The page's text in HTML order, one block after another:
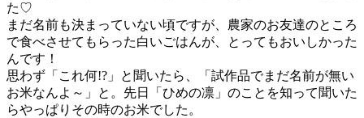
た♡
まだ名前も決まっていない頃ですが、農家のお友達のところ
で食べさせてもらった白いごはんが、とってもおいしかった
んです！
思わず「これ何!?」と聞いたら、「試作品でまだ名前が無い
お米なんよ～」と。先日「ひめの凛」のことを知って聞いた
らやっぱりその時のお米でした。